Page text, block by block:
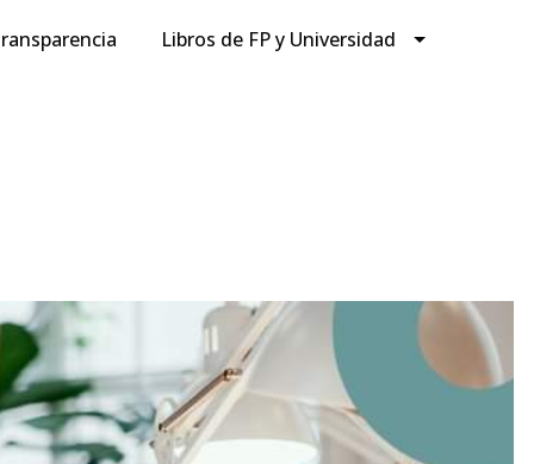
Libros de FP y Universidad